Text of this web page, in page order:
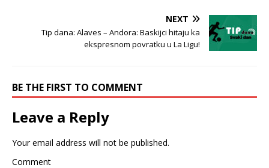
NEXT
Tip dana: Alaves – Andora: Baskijci hitaju ka
ekspresnom povratku u La Ligu!
BE THE FIRST TO COMMENT
Leave a Reply
Your email address will not be published.
Comment